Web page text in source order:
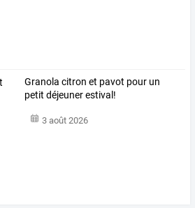
Granola citron et pavot pour un
petit déjeuner estival!
3 août 2026